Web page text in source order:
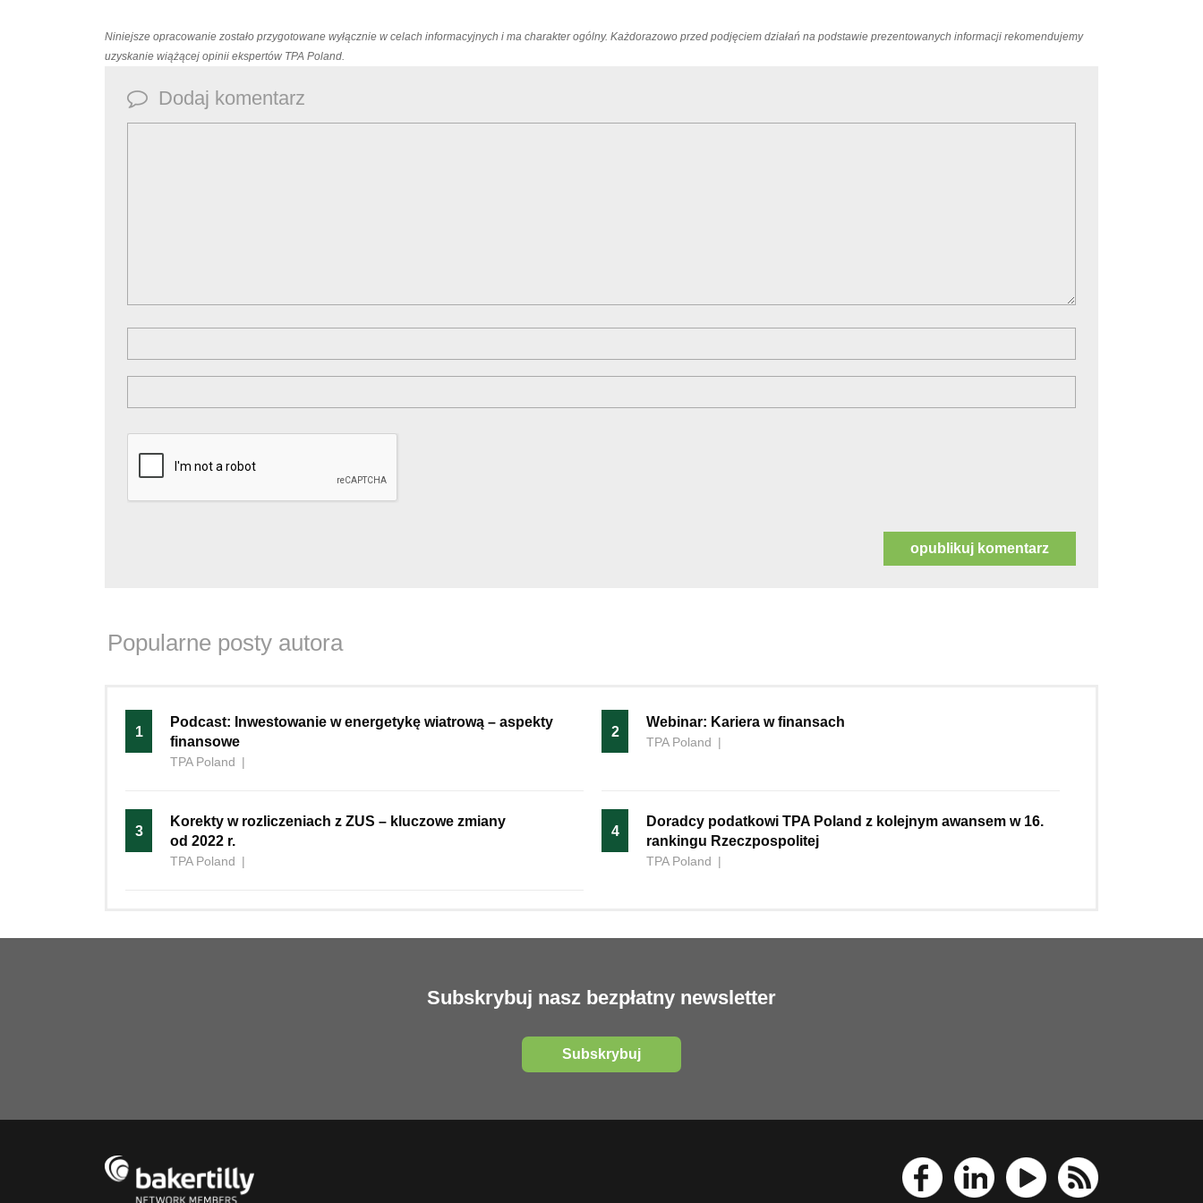
Niniejsze opracowanie zostało przygotowane wyłącznie w celach informacyjnych i ma charakter ogólny. Każdorazowo przed podjęciem działań na podstawie prezentowanych informacji rekomendujemy
uzyskanie wiążącej opinii ekspertów TPA Poland.
Dodaj komentarz
Popularne posty autora
1
Podcast: Inwestowanie w energetykę wiatrową – aspekty
finansowe
TPA Poland |
2
Webinar: Kariera w finansach
TPA Poland |
3
Korekty w rozliczeniach z ZUS – kluczowe zmiany
od 2022 r.
TPA Poland |
4
Doradcy podatkowi TPA Poland z kolejnym awansem w 16.
rankingu Rzeczpospolitej
TPA Poland |
Subskrybuj nasz bezpłatny newsletter
Subskrybuj